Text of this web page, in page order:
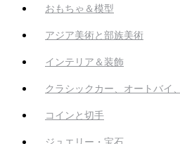
おもちゃ＆模型
アジア美術と部族美術
インテリア＆装飾
クラシックカー、オートバイ
コインと切手